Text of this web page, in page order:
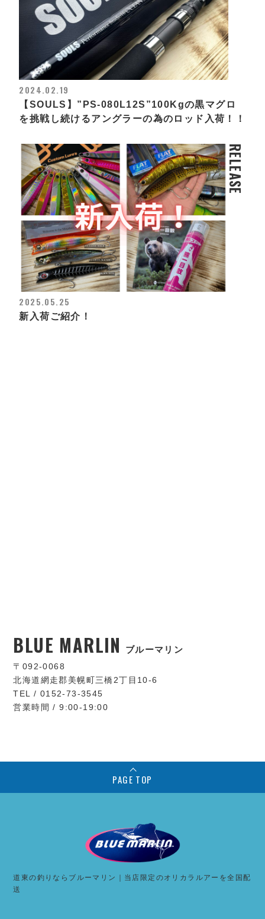
2024.02.19
【SOULS】”PS-080L12S”100Kgの黒マグロ
を挑戦し続けるアングラーの為のロッド入荷！！
RELEASE
2025.05.25
新入荷ご紹介！
BLUE MARLIN ブルーマリン
〒092-0068
北海道網走郡美幌町三橋2丁目10-6
TEL / 0152-73-3545
営業時間 / 9:00-19:00
PAGE TOP
道東の釣りならブルーマリン｜当店限定のオリカラルアーを全国配
送